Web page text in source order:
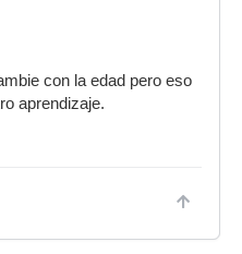
con la edad pero eso
aprendizaje.